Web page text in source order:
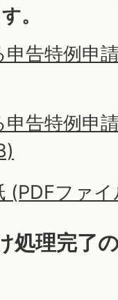
。
告特例申
告特例申
(PDFファ
処理完了